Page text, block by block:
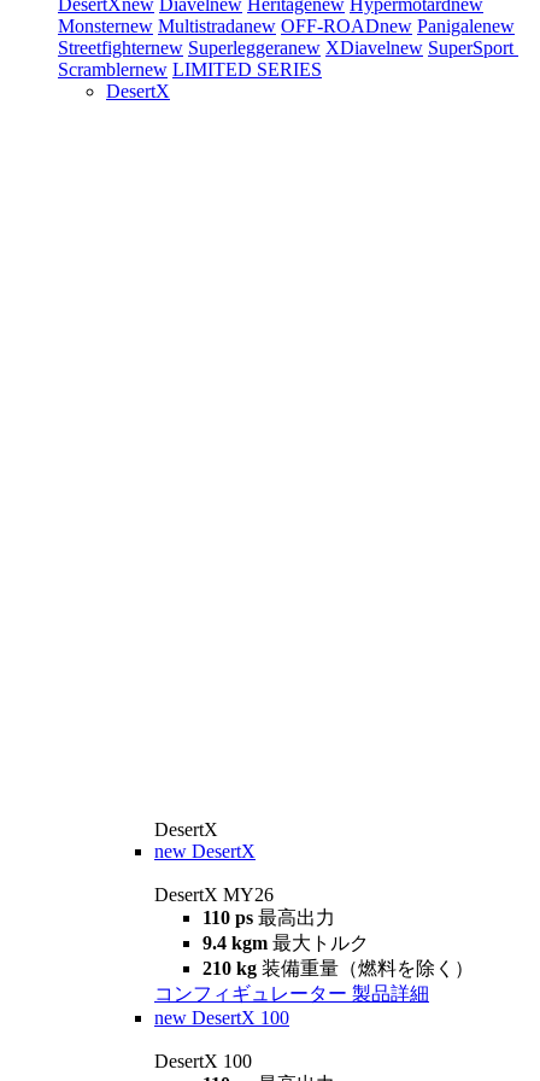
DesertXnew Diavelnew Heritagenew Hypermotardnew
Monsternew Multistradanew OFF-ROADnew Panigalenew
Streetfighternew Superleggeranew XDiavelnew SuperSport
Scramblernew LIMITED SERIES
DesertX
DesertX
new DesertX
DesertX MY26
110 ps 最高出力
9.4 kgm 最大トルク
210 kg 装備重量（燃料を除く）
コンフィギュレーター 製品詳細
new DesertX 100
DesertX 100